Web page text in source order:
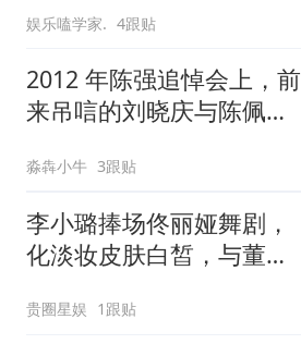
娱乐嗑学家. 4跟贴
2012 年陈强追悼会上，前
来吊唁的刘晓庆与陈佩斯
温情
淼犇小牛 3跟贴
李小璐捧场佟丽娅舞剧，
化淡妆皮肤白皙，与董璇
贵圈星娱 1跟贴